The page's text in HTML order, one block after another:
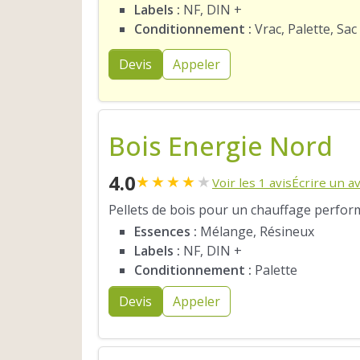
Labels : NF, DIN +
Conditionnement : Vrac, Palette, Sac
Devis
Appeler
Bois Energie Nord
4.0★★★★★ Voir les 1 avisÉcrire un
Pellets de bois pour un chauffage
Essences : Mélange, Résineux
Labels : NF, DIN +
Conditionnement : Palette
Devis
Appeler